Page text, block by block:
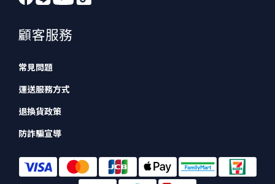
顧客服務
常見問題
運送服務方式
退換貨政策
防詐騙宣導